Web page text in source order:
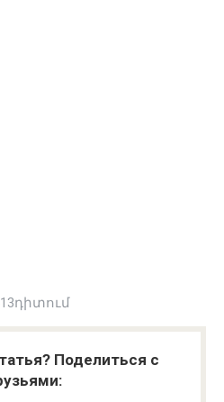
Поделиться с